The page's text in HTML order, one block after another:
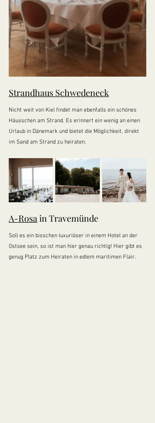
Strandhaus Schwedeneck
Nicht weit von Kiel findet man ebenfalls ein schönes
Häusschen am Strand. Es erinnert ein wenig an einen
Urlaub in Dänemark und bietet die Möglichkeit, direkt
im Sand am Strand zu heiraten.
A-Rosa in Travemünde
Soll es ein bisschen luxuriöser in einem Hotel an der
Ostsee sein, so ist man hier genau richtig! Hier gibt es
genug Platz zum Heiraten in edlem maritimen Flair.